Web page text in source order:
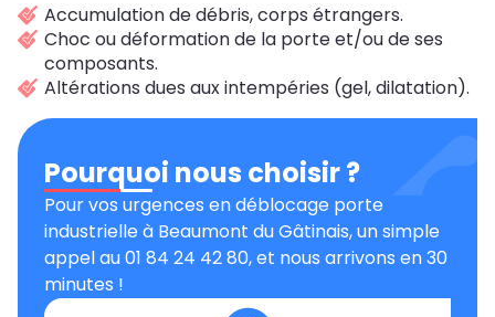
Accumulation de débris, corps étrangers.
Choc ou déformation de la porte et/ou de ses
composants.
Altérations dues aux intempéries (gel, dilatation).
Pourquoi nous choisir ?
Pour vos urgences en déblocage porte
industrielle à Beaumont du Gâtinais, un simple
appel au 01 84 24 42 80, et nous arrivons en 30
minutes !